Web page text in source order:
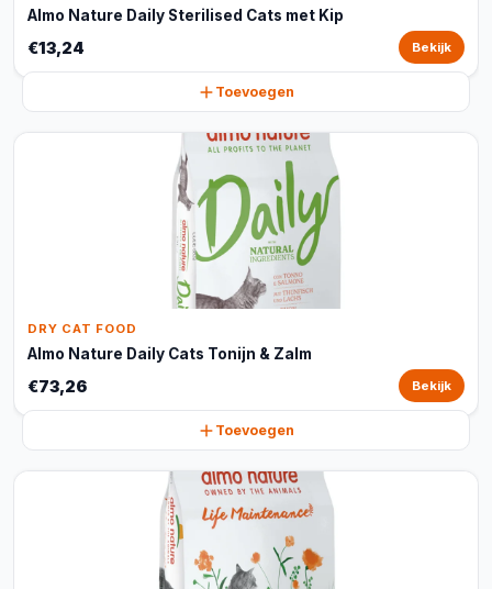
Almo Nature Daily Sterilised Cats met Kip
€13,24 Bekijk
Toevoegen
DRY CAT FOOD
Almo Nature Daily Cats Tonijn & Zalm
€73,26 Bekijk
Toevoegen